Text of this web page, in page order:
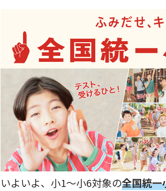
いよいよ、小1～小6対象の全国統一